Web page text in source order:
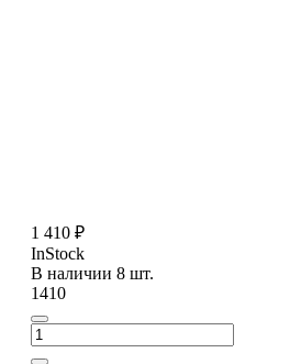
1 410 ₽
InStock
В наличии 8 шт.
1410